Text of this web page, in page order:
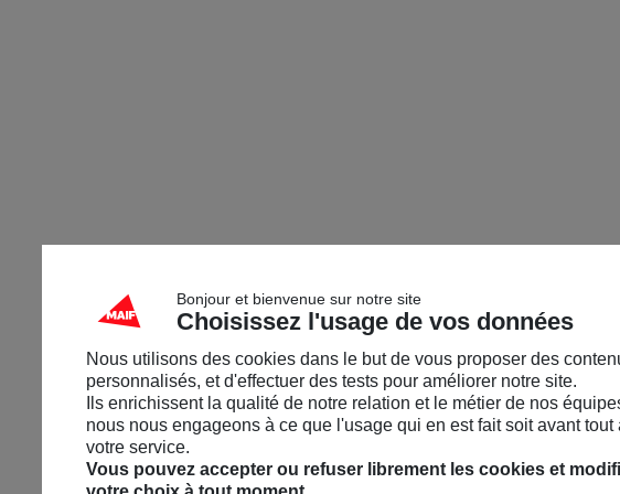
Bonjour et bienvenue sur notre site
Choisissez l'usage de vos données
Nous utilisons des cookies dans le but de vous proposer des
personnalisés, et d'effectuer des tests pour améliorer notre site.
Ils enrichissent la qualité de notre relation et le métier de nos
nous nous engageons à ce que l'usage qui en est fait soit avant tout
votre service.
Vous pouvez accepter ou refuser librement les cookies et